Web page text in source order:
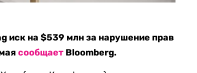
иск на $539 млн за нарушение прав
сообщает Bloomberg.